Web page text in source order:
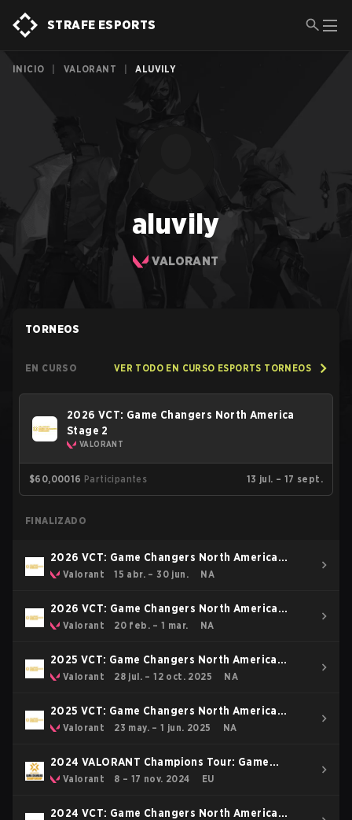
STRAFE ESPORTS
INICIO VALORANT ALUVILY
aluvily
VALORANT
TORNEOS
EN CURSO VER TODO EN CURSO ESPORTS TORNEOS
2026 VCT: Game Changers North America
Stage 2
VALORANT
$60,00016 Participantes 13 jul. – 17 sept.
FINALIZADO
2026 VCT: Game Changers North America
Stage 1
Valorant 15 abr. – 30 jun. NA
2026 VCT: Game Changers North America
Kickoff
Valorant 20 feb. – 1 mar. NA
2025 VCT: Game Changers North America
Stage 2
Valorant 28 jul. – 12 oct. 2025 NA
2025 VCT: Game Changers North America
Stage 1
Valorant 23 may. – 1 jun. 2025 NA
2024 VALORANT Champions Tour: Game
Changers Championship
Valorant 8 – 17 nov. 2024 EU
2024 VCT: Game Changers North America